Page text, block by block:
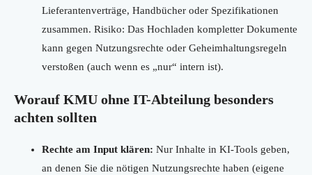
Lieferantenverträge, Handbücher oder Spezifikationen
zusammen. Risiko: Das Hochladen kompletter Dokumente
kann gegen Nutzungsrechte oder Geheimhaltungsregeln
verstoßen (auch wenn es „nur“ intern ist).
Worauf KMU ohne IT-Abteilung besonders
achten sollten
Rechte am Input klären: Nur Inhalte in KI-Tools geben,
an denen Sie die nötigen Nutzungsrechte haben (eigene